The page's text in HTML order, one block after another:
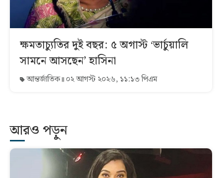
ক্ষমতাচ্যুতির দুই বছর: ৫ অগাস্ট ‘ভার্চুয়ালি
সামনে আসছেন’ হাসিনা
আন্তর্জাতিক ০২ আগস্ট ২০২৬, ১১:১৩ পিএম
আরও পড়ুন